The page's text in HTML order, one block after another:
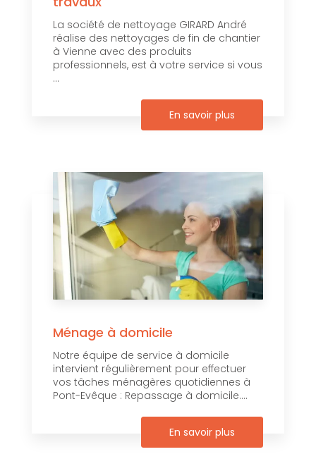
La société de nettoyage GIRARD André
réalise des nettoyages de fin de chantier
à Vienne avec des produits
professionnels, est à votre service si vous
...
En savoir plus
Ménage à domicile
Notre équipe de service à domicile
intervient régulièrement pour effectuer
vos tâches ménagères quotidiennes à
Pont-Evêque : Repassage à domicile....
En savoir plus